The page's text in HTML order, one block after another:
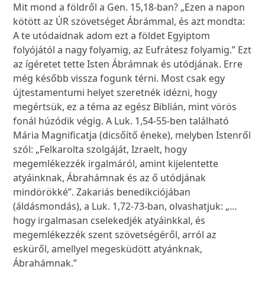
Mit mond a földről a Gen. 15,18-ban? „Ezen a napon
kötött az ÚR szövetséget Ábrámmal, és azt mondta:
A te utódaidnak adom ezt a földet Egyiptom
folyójától a nagy folyamig, az Eufrátesz folyamig.” Ezt
az ígéretet tette Isten Ábrámnak és utódjának. Erre
még később vissza fogunk térni. Most csak egy
újtestamentumi helyet szeretnék idézni, hogy
megértsük, ez a téma az egész Biblián, mint vörös
fonál húzódik végig. A Luk. 1,54-55-ben található
Mária Magnificatja (dicsőítő éneke), melyben Istenről
szól: „Felkarolta szolgáját, Izraelt, hogy
megemlékezzék irgalmáról, amint kijelentette
atyáinknak, Ábrahámnak és az ő utódjának
mindörökké”. Zakariás benedikciójában
(áldásmondás), a Luk. 1,72-73-ban, olvashatjuk: „…
hogy irgalmasan cselekedjék atyáinkkal, és
megemlékezzék szent szövetségéről, arról az
esküről, amellyel megesküdött atyánknak,
Ábrahámnak.”